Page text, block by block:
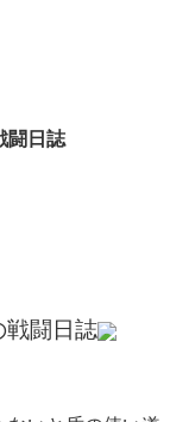
闘日誌
戦闘日誌